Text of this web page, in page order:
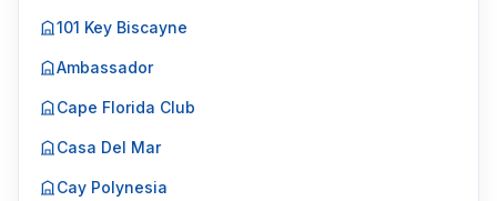
101 Key Biscayne
Ambassador
Cape Florida Club
Casa Del Mar
Cay Polynesia